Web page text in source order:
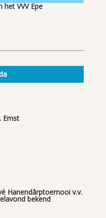
VVV Epe
Emst
Hanendârptoernooi v.v.
bekend